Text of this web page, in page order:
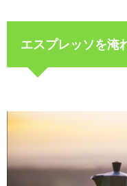
エスプレッソを淹